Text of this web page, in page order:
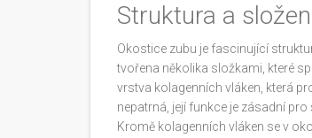
Struktura a
Okostice zubu je fascinující
tvořena několika složkami, které
vrstva kolagenních vláken, která
nepatrná, její funkce je zásadní pro
Kromě kolagenních vláken se v